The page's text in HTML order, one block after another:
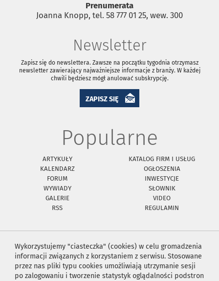
Prenumerata
Joanna Knopp, tel. 58 777 01 25, wew. 300
Newsletter
Zapisz się do newslettera. Zawsze na początku tygodnia otrzymasz
newsletter zawierający najważniejsze informacje z branży. W każdej
chwili będziesz mógł anulować subskrypcję.
ZAPISZ SIĘ
Popularne
ARTYKUŁY
KATALOG FIRM I USŁUG
KALENDARZ
OGŁOSZENIA
FORUM
INWESTYCJE
WYWIADY
SŁOWNIK
GALERIE
VIDEO
RSS
REGULAMIN
Wykorzystujemy "ciasteczka" (cookies) w celu gromadzenia
informacji związanych z korzystaniem z serwisu. Stosowane
przez nas pliki typu cookies umożliwiają utrzymanie sesji
po zalogowaniu i tworzenie statystyk oglądalności podstron